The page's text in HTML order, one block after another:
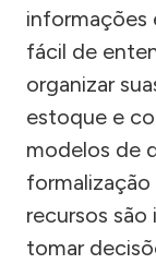
informações
fácil de
organizar
estoque e
modelos de
recursos são
tomar